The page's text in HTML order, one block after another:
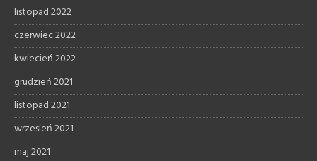
listopad 2022
czerwiec 2022
kwiecień 2022
grudzień 2021
listopad 2021
wrzesień 2021
maj 2021